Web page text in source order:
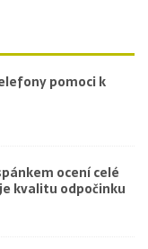
pomoci k
ocení celé
kvalitu odpočinku